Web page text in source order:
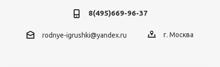
8(495)669-96-37
rodnye-igrushki@yandex.ru г. Москва